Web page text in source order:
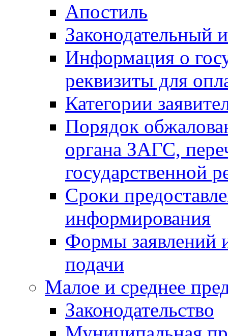
Апостиль
Законодательный
Информация о
реквизиты для
Категории
Порядок
органа ЗАГС,
государственной
Сроки
информирования
Формы заявлений
подачи
Малое и среднее
Законодательство